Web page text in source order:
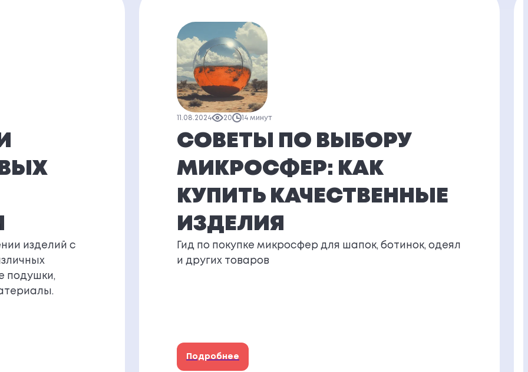
изделий с
подушки,
11.08.2024 20 14 минут
СОВЕТЫ ПО ВЫБОРУ
МИКРОСФЕР: КАК
КУПИТЬ КАЧЕСТВЕННЫЕ
ИЗДЕЛИЯ
Гид по покупке микросфер для шапок, ботинок, одеял
и других товаров
Подробнее